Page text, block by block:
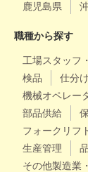
鹿児島県
職種から探す
工場スタッフ
検品
仕分け
機械オペレー
部品供給
フォークリフ
生産管理
その他製造業